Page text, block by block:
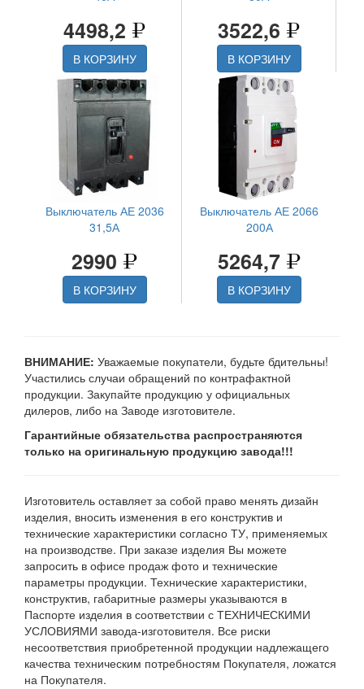
4498,2
В КОРЗИНУ
3522,6
В КОРЗИНУ
Выключатель АЕ 2036
31,5А
2990
В КОРЗИНУ
Выключатель АЕ 2066
200А
5264,7
В КОРЗИНУ
ВНИМАНИЕ: Уважаемые покупатели, будьте бдительны!
Участились случаи обращений по контрафактной
продукции. Закупайте продукцию у официальных
дилеров, либо на Заводе изготовителе.
Гарантийные обязательства распространяются
только на оригинальную продукцию завода!!!
Изготовитель оставляет за собой право менять дизайн
изделия, вносить изменения в его конструктив и
технические характеристики согласно ТУ, применяемых
на производстве. При заказе изделия Вы можете
запросить в офисе продаж фото и технические
параметры продукции. Технические характеристики,
конструктив, габаритные размеры указываются в
Паспорте изделия в соответствии с ТЕХНИЧЕСКИМИ
УСЛОВИЯМИ завода-изготовителя. Все риски
несоответствия приобретенной продукции надлежащего
качества техническим потребностям Покупателя, ложатся
на Покупателя.